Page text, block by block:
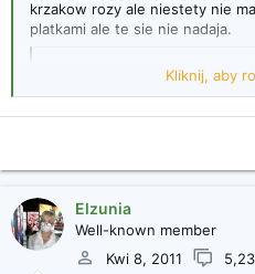
krzakow rozy ale niestety nie
platkami ale te sie nie nadaja.
Rozejrzyj się w sklepikach
Kliknij, aby
Elzunia
Well-known member
Kwi 8, 2011